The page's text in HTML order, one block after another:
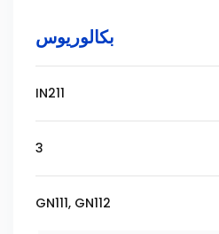
بكالوريوس
IN211
3
GN111, GN112